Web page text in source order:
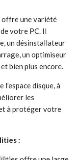
offre une variété
votre PC. Il
un désinstallateur
un optimiseur
bien plus encore.
disque, à
les
à protéger votre
: